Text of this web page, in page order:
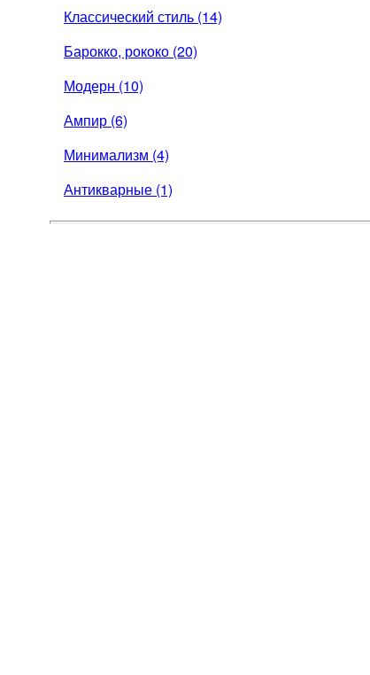
Классический стиль (14)
Барокко, рококо (20)
Модерн (10)
Ампир (6)
Минимализм (4)
Антикварные (1)